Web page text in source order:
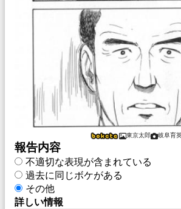
東京太郎 岐阜育
報告内容
不適切な表現が含まれている
過去に同じボケがある
その他
詳しい情報